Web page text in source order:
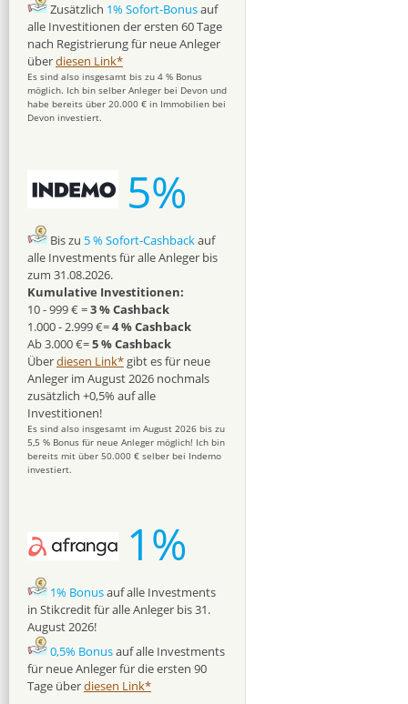
Zusätzlich 1% Sofort-Bonusauf
alle Investitionen der ersten 60 Tage
nach Registrierung für neue Anleger
überdiesen Link*
Es sind also insgesamt bis zu 4 % Bonus
möglich. Ich bin selber Anleger bei Devon und
habe bereits über 20.000 € in Immobilien bei
Devon investiert.
5%
Bis zu 5 % Sofort-Cashbackauf
alle Investments für alle Anleger bis
zum 31.08.2026.
Kumulative Investitionen:
10 - 999 € =3 % Cashback
1.000 - 2.999 €=4 % Cashback
Ab 3.000 €=5 % Cashback
Überdiesen Link* gibt es für neue
Anleger im August 2026 nochmals
zusätzlich +0,5% auf alle
Investitionen!
Es sind also insgesamt im August 2026 bis zu
5,5 % Bonus für neue Anleger möglich! Ich bin
bereits mit über 50.000 € selber bei Indemo
investiert.
1%
1% Bonusauf alle Investments
in Stikcredit für alle Anleger bis 31.
August 2026!
0,5% Bonusauf alle Investments
für neue Anleger für die ersten 90
Tage überdiesen Link*